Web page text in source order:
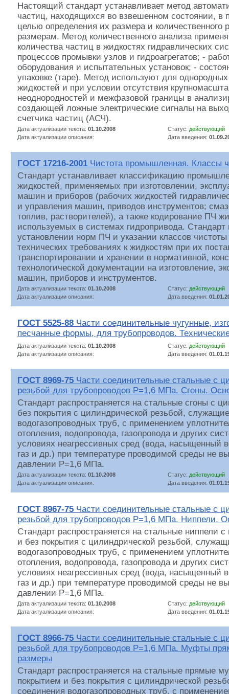
Настоящий стандарт устанавливает метод
частиц, находящихся во взвешенном состоянии, в
целью определения их размера и количественного
размерам. Метод количественного анализа
количества частиц в жидкостях гидравлических
процессов промывки узлов и гидроагрегатов; -
оборудования и испытательных установок; -
упаковке (таре). Метод используют для
жидкостей и при условии отсутствия
неоднородностей и межфазовой границы в
создающей ложные электрические сигналы на
счетчика частиц (АСЧ).
Дата актуализации текста: 01.10.2008 Статус: действующий
Дата актуализации описания:
Дата введения:
ГОСТ 17216-2001 Чистота промышленная. Классы
Стандарт устанавливает классификацию
жидкостей, применяемых при изготовлении,
машин и приборов (рабочих жидкостей
и управления машин, приводов инструментов;
топлив, растворителей), а также кодирование ПЧ
используемых в системах гидропривода.
установлении норм ПЧ и указании классов
технических требованиях к жидкостям при их
транспортировании и хранении в нормативной,
технологической документации на изготовление,
машин, приборов и инструментов.
Дата актуализации текста: 01.10.2008 Статус: действующий
Дата актуализации описания:
Дата введения:
ГОСТ 5525-88 Части соединительные чугунные,
песчанные формы, для трубопроводов.
Дата актуализации текста: 01.10.2008 Статус: действующий
Дата актуализации описания:
Дата введения:
ГОСТ 8969-75 Части соединительные стальные с
резьбой для трубопроводов Р=1,6 МПа. Сгоны.
Стандарт распространяется на стальные сгоны с
без покрытия с цилиндрической резьбой,
водогазопроводных труб, с применением
отопления, водопровода, газопровода и других
условиях неагрессивных сред (вода, насыщенный
газ и др.) при температуре проводимой среды не
давлении Р=1,6 МПа.
Дата актуализации текста: 01.10.2008 Статус: действующий
Дата актуализации описания:
Дата введения:
ГОСТ 8967-75 Части соединительные стальные с
резьбой для трубопроводов Р=1,6 МПа. Ниппели.
Стандарт распространяется на стальные ниппели
и без покрытия с цилиндрической резьбой,
водогазопроводных труб, с применением
отопления, водопровода, газопровода и других
условиях неагрессивных сред (вода, насыщенный
газ и др.) при температуре проводимой среды не
давлении Р=1,6 МПа.
Дата актуализации текста: 01.10.2008 Статус: действующий
Дата актуализации описания:
Дата введения:
ГОСТ 8966-75 Части соединительные стальные с
резьбой для трубопроводов Р=1,6 МПа. Муфты
размеры
Стандарт распространяется на стальные прямые
покрытием и без покрытия с цилиндрической
соединения водогазопроводных труб, с